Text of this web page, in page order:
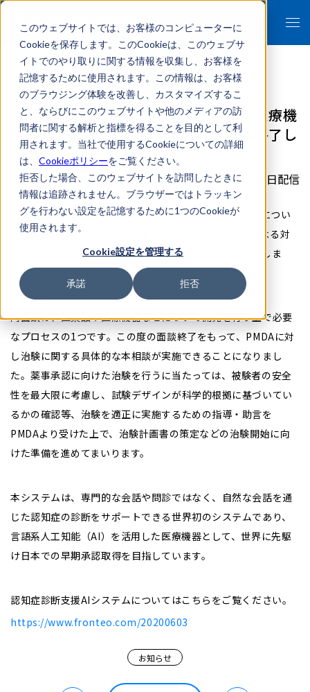
このウェブサイトでは、お客様のコンピューターに
Cookieを保存します。このCookieは、このウェブサ
イトでのやり取りに関する情報を収集し、お客様を
記憶するために使用されます。この情報は、お客様
のブラウジング体験を改善し、カスタマイズするこ
と、ならびにこのウェブサイトや他のメディアの訪
問者に関する解析と指標を得ることを目的として利
用されます。当社で使用するCookieについての詳細
は、 Cookieポリシーをご覧ください。
拒否した場合、このウェブサイトを訪問したときに
情報は追跡されません。ブラウザーではトラッキン
グを行わない設定を記憶するために1つのCookieが
使用されます。
Cookie設定を管理する
承諾 拒否
認知症診断支援AIシステムの、医薬品医療機
器総合機構による対面助言準備面談が終了し
ました
2020年09月03日配信
FRONTEOは、認知症診断支援AIシステム（医療機器）につい
て、独立行政法人医薬品医療機器総合機構（PMDA）による対
面助言準備面談を終了いたしましたので、お知らせいたしま
す。
同面談は、医薬品や医療機器などについて開発を行う上で必要
なプロセスの1つです。この度の面談終了をもって、PMDAに対
し治験に関する具体的な本相談が実施できることになりまし
た。薬事承認に向けた治験を行うに当たっては、被験者の安全
性を最大限に考慮し、試験デザインが科学的根拠に基づいてい
るかの確認等、治験を適正に実施するための指導・助言を
PMDAより受けた上で、治験計画書の策定などの治験開始に向
けた準備を進めてまいります。
本システムは、専門的な会話や問診ではなく、自然な会話を通
じた認知症の診断をサポートできる世界初のシステムであり、
言語系人工知能（AI）を活用した医療機器として、世界に先駆
け日本での早期承認取得を目指しています。
認知症診断支援AIシステムについてはこちらをご覧ください。
https://www.fronteo.com/20200603
お知らせ